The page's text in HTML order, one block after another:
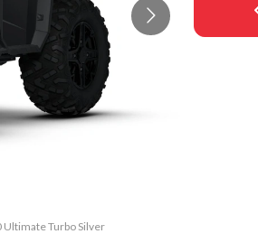
Ultimate Turbo Silver